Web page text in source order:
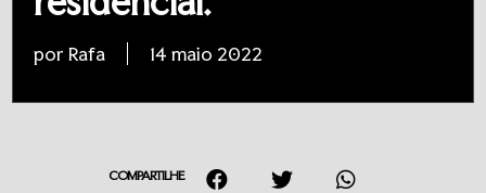
por Rafa 14 maio 2022
COMPARTILHE